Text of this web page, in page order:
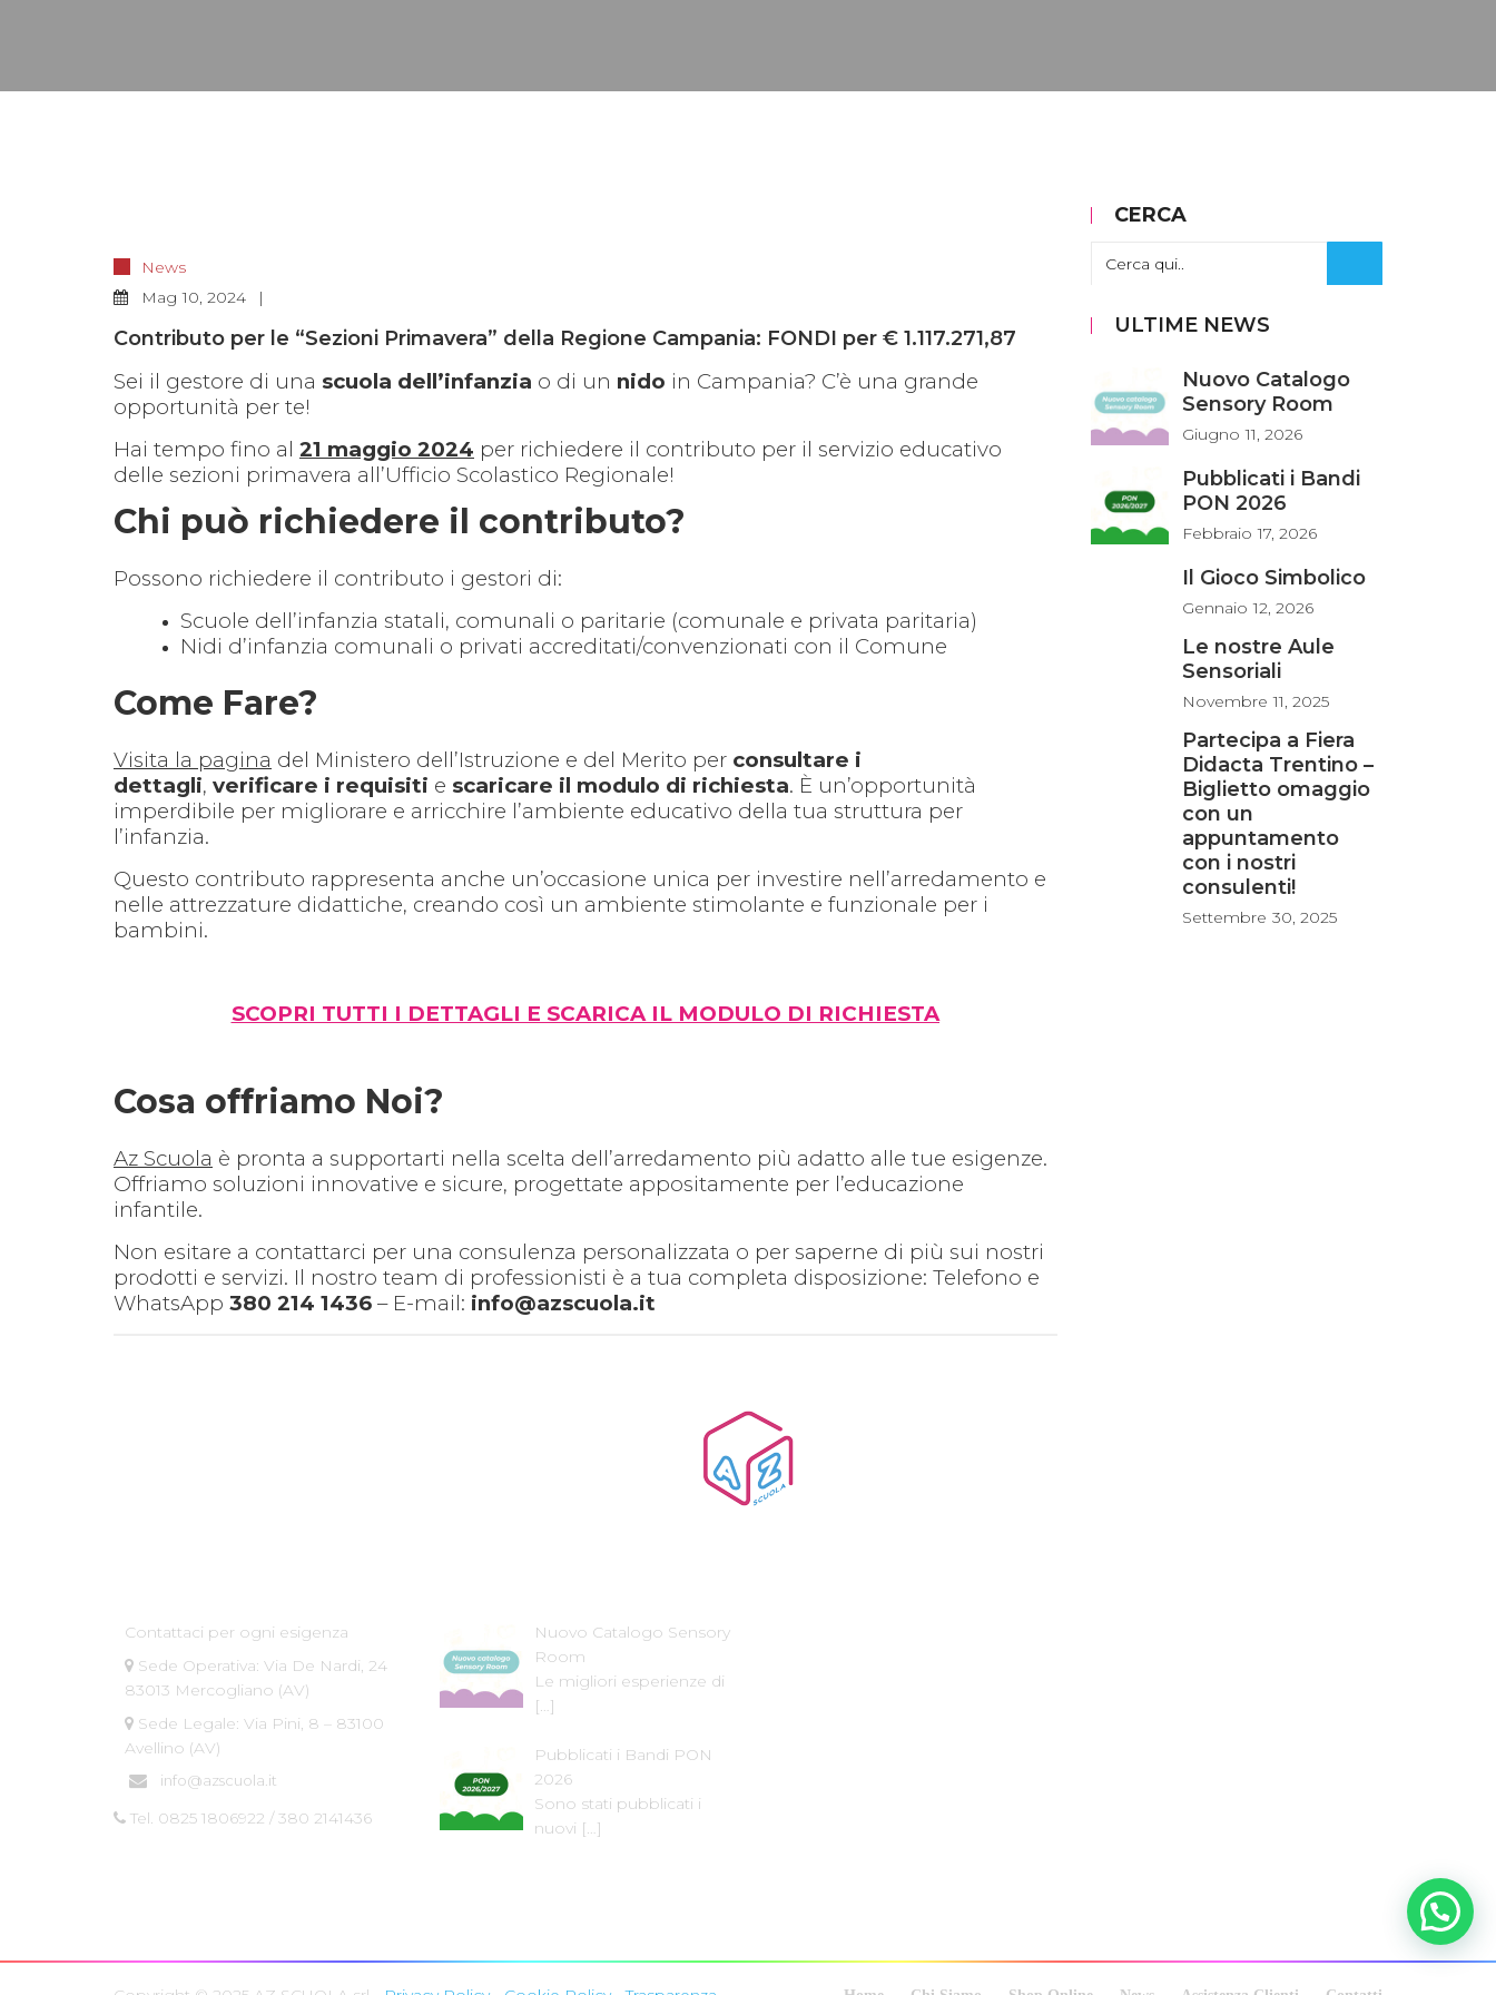
News
Mag 10, 2024
Contributo per le “Sezioni Primavera” della Regione Campania: FONDI per € 1.117.271,87
Sei il gestore di una scuola dell’infanzia o di un nido in Campania? C’è una grande
opportunità per te!
Hai tempo fino al 21 maggio 2024 per richiedere il contributo per il servizio educativo
delle sezioni primavera all’Ufficio Scolastico Regionale!
Chi può richiedere il contributo?
Possono richiedere il contributo i gestori di:
Scuole dell’infanzia statali, comunali o paritarie (comunale e privata paritaria)
Nidi d’infanzia comunali o privati accreditati/convenzionati con il Comune
Come Fare?
Visita la pagina del Ministero dell’Istruzione e del Merito per consultare i
dettagli, verificare i requisiti e scaricare il modulo di richiesta. È un’opportunità
imperdibile per migliorare e arricchire l’ambiente educativo della tua struttura per
l’infanzia.
Questo contributo rappresenta anche un’occasione unica per investire nell’arredamento e
nelle attrezzature didattiche, creando così un ambiente stimolante e funzionale per i
bambini.
SCOPRI TUTTI I DETTAGLI E SCARICA IL MODULO DI RICHIESTA
Cosa offriamo Noi?
Az Scuola è pronta a supportarti nella scelta dell’arredamento più adatto alle tue esigenze.
Offriamo soluzioni innovative e sicure, progettate appositamente per l’educazione
infantile.
Non esitare a contattarci per una consulenza personalizzata o per saperne di più sui nostri
prodotti e servizi. Il nostro team di professionisti è a tua completa disposizione: Telefono e
WhatsApp 380 214 1436 – E-mail: info@azscuola.it
CERCA
ULTIME NEWS
Nuovo Catalogo
Sensory Room
Giugno 11, 2026
Pubblicati i Bandi
PON 2026
Febbraio 17, 2026
Il Gioco Simbolico
Gennaio 12, 2026
Le nostre Aule
Sensoriali
Novembre 11, 2025
Partecipa a Fiera
Didacta Trentino –
Biglietto omaggio
con un
appuntamento
con i nostri
consulenti!
Settembre 30, 2025
Contattaci per ogni esigenza
Sede Operativa: Via De Nardi, 24
83013 Mercogliano (AV)
Sede Legale: Via Pini, 8 – 83100
Avellino (AV)
info@azscuola.it
Tel. 0825 1806922 / 380 2141436
Nuovo Catalogo Sensory
Room
Le migliori esperienze di
[…]
Pubblicati i Bandi PON
2026
Sono stati pubblicati i
nuovi […]